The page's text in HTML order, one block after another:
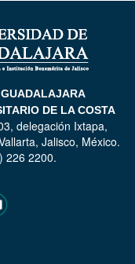
DE LA COSTA
delegación Ixtapa,
Jalisco, México.
226 2200.